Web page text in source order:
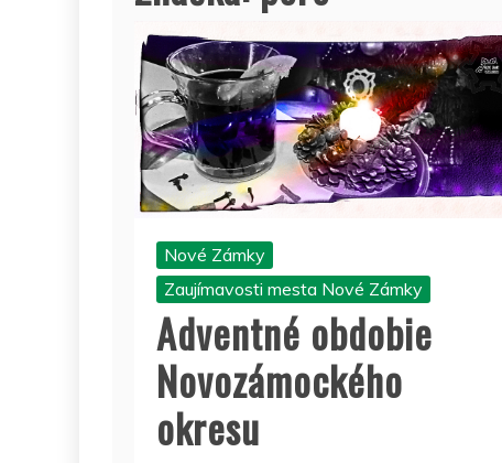
Nové Zámky
Zaujímavosti mesta Nové Zámky
Adventné obdobie
Novozámockého
okresu